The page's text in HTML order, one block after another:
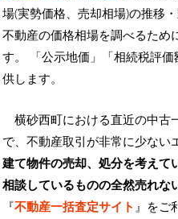
場(実勢価格、売却相場)の推移
不動産の価格相場を調べるため
す。
「公示地価」「相続税評
供します。
横砂西町における直近の中古
で、不動産取引が非常に少ない
建て物件の売却、処分を考えて
相談しているものの全然売れな
『不動産一括査定サイト 』をご